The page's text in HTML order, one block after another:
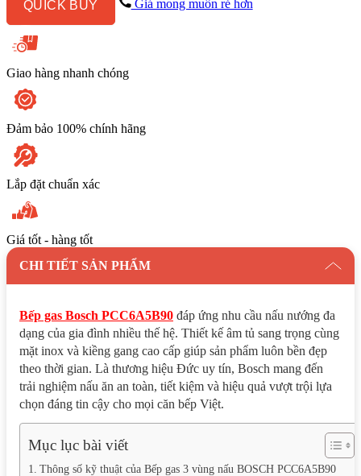
lượng
QUICK BUY Giá mong muốn rẻ hơn
Giao hàng nhanh chóng
Đảm bảo 100% chính hãng
Lắp đặt chuẩn xác
Giá tốt - hàng tốt
CHI TIẾT SẢN PHẨM
Bếp gas Bosch PCC6A5B90 đáp ứng nhu cầu nấu nướng đa
dạng của gia đình nhiều thế hệ. Thiết kế âm tủ sang trọng cùng
mặt inox và kiềng gang cao cấp giúp sản phẩm luôn bền đẹp
theo thời gian. Là thương hiệu Đức uy tín, Bosch mang đến
trải nghiệm nấu ăn an toàn, tiết kiệm và hiệu quả vượt trội lựa
chọn đáng tin cậy cho mọi căn bếp Việt.
Mục lục bài viết
Thông số kỹ thuật của Bếp gas 3 vùng nấu BOSCH PCC6A5B90